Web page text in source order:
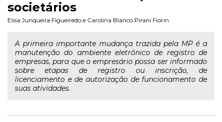
societários
Elisa Junqueira Figueiredo e Carolina Blanco Pirani Fiorin
A primeira importante mudança trazida pela MP é a
manutenção do ambiente eletrônico de registro de
empresas, para que o empresário possa ser informado
sobre etapas de registro ou inscrição, de
licenciamento e de autorização de funcionamento de
suas atividades.